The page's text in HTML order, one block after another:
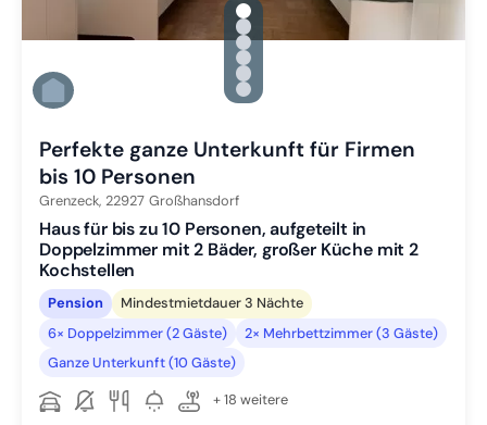
gallery.slide_selector
Zu Slide 1 wechseln
Zu Slide 2 wechseln
Zu Slide 3 wechseln
Zu Slide 4 wechseln
Zu Slide 5 wechseln
Zu Slide 6 wechseln
Perfekte ganze Unterkunft für Firmen
bis 10 Personen
Grenzeck, 22927 Großhansdorf
Haus für bis zu 10 Personen, aufgeteilt in
Doppelzimmer mit 2 Bäder, großer Küche mit 2
Kochstellen
Pension
Mindestmietdauer 3 Nächte
6× Doppelzimmer (2 Gäste)
2× Mehrbettzimmer (3 Gäste)
Ganze Unterkunft (10 Gäste)
+ 18 weitere